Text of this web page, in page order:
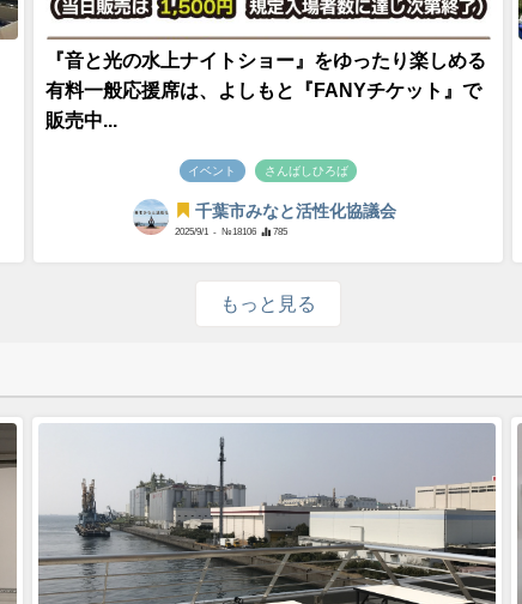
『音と光の水上ナイトショー』をゆったり楽しめる
有料一般応援席は、よしもと『FANYチケット』で
販売中...
イベント さんばしひろば
千葉市みなと活性化協議会
2025/9/1 - №18106 785
もっと見る